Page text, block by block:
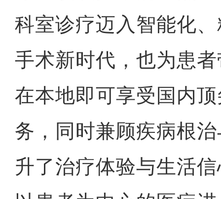
科室诊疗迈入智能化
手术新时代，也为患
在本地即可享受国内
务，同时兼顾疾病根
升了治疗体验与生活